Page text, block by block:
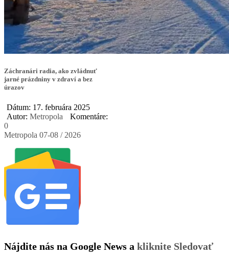
Záchranári radia, ako zvládnuť
jarné prázdniny v zdraví a bez
úrazov
Dátum: 17. februára 2025
Autor: Metropola
Komentáre:
0
Metropola 07-08 / 2026
Nájdite nás na Google News a kliknite Sledovať